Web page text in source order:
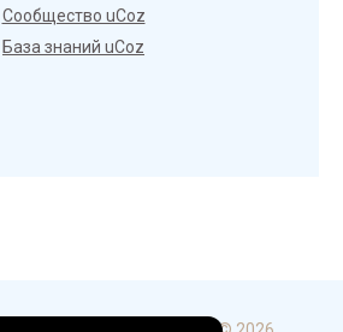
Сообщество uCoz
База знаний uCoz